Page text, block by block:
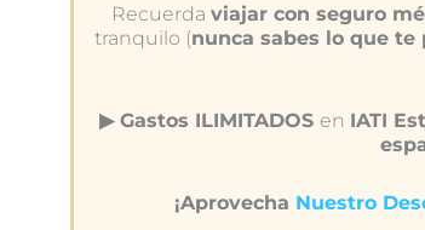
Recuerdaviajar con seguro
tranquilo (nunca sabes lo que te
▶︎ Gastos ILIMITADOS en IATI
¡Aprovecha Nuestro